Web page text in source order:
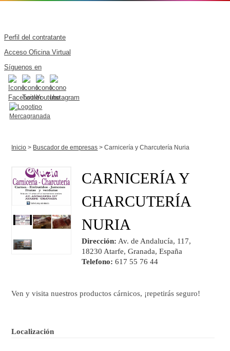
Perfil del contratante
Acceso Oficina Virtual
Síguenos en
Inicio > Buscador de empresas > Carnicería y Charcutería Nuria
CARNICERÍA Y
CHARCUTERÍA
NURIA
Dirección: Av. de Andalucía, 117,
18230 Atarfe, Granada, España
Telefono: 617 55 76 44
Ven y visita nuestros productos cárnicos, ¡repetirás seguro!
Localización